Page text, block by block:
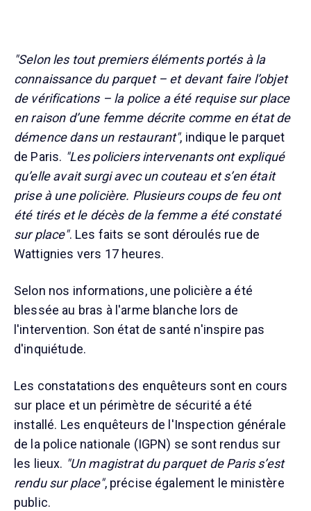
"Selon les tout premiers éléments portés à la
connaissance du parquet – et devant faire l’objet
de vérifications – la police a été requise sur place
en raison d’une femme décrite comme en état de
démence dans un restaurant", indique le parquet
de Paris. "Les policiers intervenants ont expliqué
qu’elle avait surgi avec un couteau et s’en était
prise à une policière. Plusieurs coups de feu ont
été tirés et le décès de la femme a été constaté
sur place". Les faits se sont déroulés rue de
Wattignies vers 17 heures.
Selon nos informations, une policière a été
blessée au bras à l'arme blanche lors de
l'intervention. Son état de santé n'inspire pas
d'inquiétude.
Les constatations des enquêteurs sont en cours
sur place et un périmètre de sécurité a été
installé. Les enquêteurs de l'Inspection générale
de la police nationale (IGPN) se sont rendus sur
les lieux. "Un magistrat du parquet de Paris s’est
rendu sur place", précise également le ministère
public.